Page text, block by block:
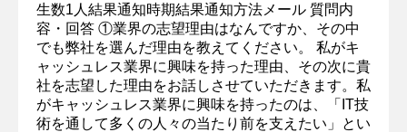
生数1人結果通知時期結果通知方法メール 質問内
容・回答 ①業界の志望理由はなんですか、その中
でも弊社を選んだ理由を教えてください。 私がキ
ャッシュレス業界に興味を持った理由、その次に貴
社を志望した理由をお話しさせていただきます。私
がキャッシュレス業界に興味を持ったのは、「IT技
術を通して多くの人々の当たり前を支えたい」とい